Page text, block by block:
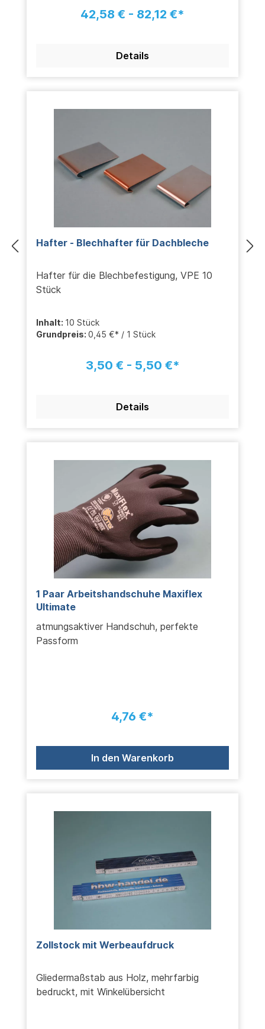
42,58 € - 82,12 €*
Details
Hafter - Blechhafter für Dachbleche
Hafter für die Blechbefestigung, VPE 10
Stück
Inhalt: 10 Stück
Grundpreis: 0,45 €* / 1 Stück
3,50 € - 5,50 €*
Details
1 Paar Arbeitshandschuhe Maxiflex
Ultimate
atmungsaktiver Handschuh, perfekte
Passform
4,76 €*
In den Warenkorb
Zollstock mit Werbeaufdruck
Gliedermaßstab aus Holz, mehrfarbig
bedruckt, mit Winkelübersicht